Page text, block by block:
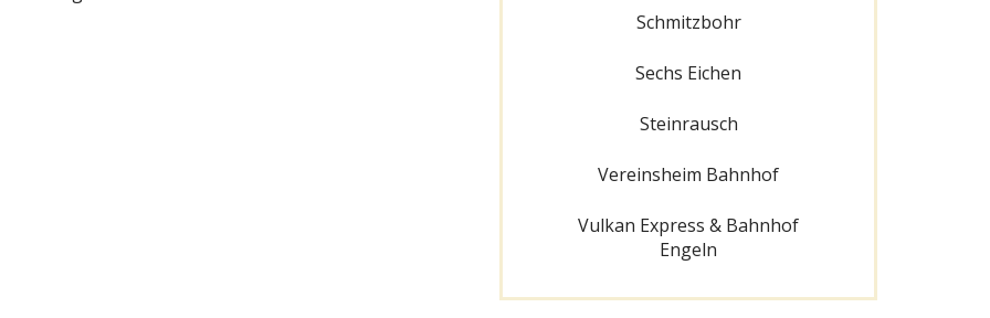
Schmitzbohr
Sechs Eichen
Steinrausch
Vereinsheim Bahnhof
Vulkan Express & Bahnhof
Engeln